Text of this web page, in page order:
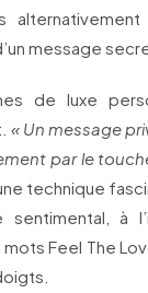
message
de luxe
« Un message
par le
technique
sentimental, à
Feel The